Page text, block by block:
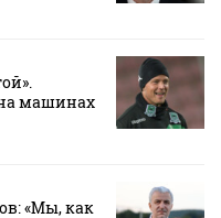
на машинах
«Мы, как